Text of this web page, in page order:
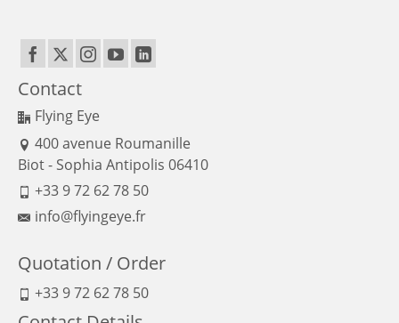
Contact
Flying Eye
400 avenue Roumanille
Biot - Sophia Antipolis 06410
+33 9 72 62 78 50
info@flyingeye.fr
Quotation / Order
+33 9 72 62 78 50